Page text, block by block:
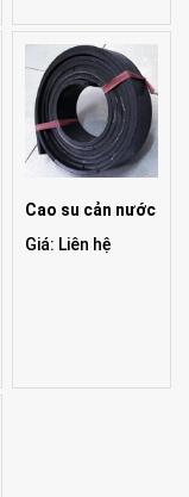
Cao su cản nước
Giá: Liên hệ